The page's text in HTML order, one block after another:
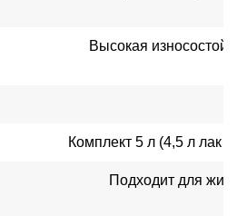
Высокая
Комплект 5 л (4,5 л лак
Подходит для